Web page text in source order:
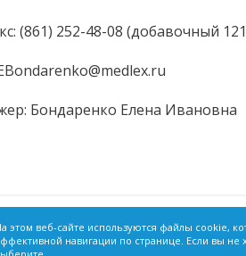
(861) 252-48-08 (добавочный
Бондаренко Елена Ивановна
этом веб-сайте используются файлы cookie,
навигации по странице. Если вы
корпус 33